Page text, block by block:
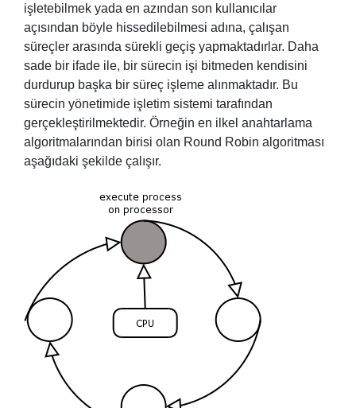
işletebilmek yada en azından son kullanıcılar
açısından böyle hissedilebilmesi adına, çalışan
süreçler arasında sürekli geçiş yapmaktadırlar. Daha
sade bir ifade ile, bir sürecin işi bitmeden kendisini
durdurup başka bir süreç işleme alınmaktadır. Bu
sürecin yönetimide işletim sistemi tarafından
gerçekleştirilmektedir. Örneğin en ilkel anahtarlama
algoritmalarından birisi olan Round Robin algoritması
aşağıdaki şekilde çalışır.